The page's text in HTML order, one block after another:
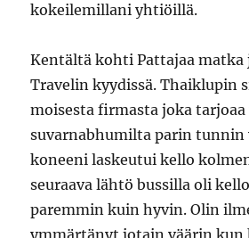
kokeilemillani yhtiöillä.
Kentältä kohti Pattajaa matka
Travelin kyydissä. Thaiklupin
moisesta firmasta joka
suvarnabhumilta parin tunnin
koneeni laskeutui kello
seuraava lähtö bussilla oli
paremmin kuin hyvin. Olin
ymmärtänyt jotain väärin kun